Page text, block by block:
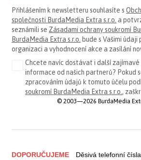
Přihlášením k newsletteru souhlasíte s
společnosti BurdaMedia Extra s.r.o. a
seznámili se Zásadami ochrany soukromí
BurdaMedia Extra s.r.o. bude s Vašimi
organizaci a vyhodnocení akce a zasílání
Chcete navíc dostávat i další zajímavé
informace od našich partnerů? Pokud
zpracováním údajů k tomuto účelu
soukromí BurdaMedia Extra s.r.o. ,
© 2003—2026 BurdaMedia
DOPORUČUJEME Děsivá telefonní čísla